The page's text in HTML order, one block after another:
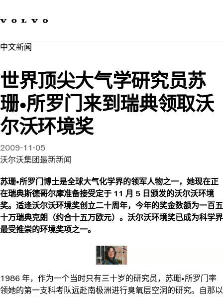
可持续发展
新闻与媒体
关于我们
中文新闻​
世界顶尖大气学研究员苏
珊•所罗门来到瑞典领取沃
尔沃环境奖
2009-11-05
沃尔沃集团最新新闻
苏珊•所罗门博士是全球大气化学界的领军人物之一，她现在正
在瑞典斯德哥尔摩准备接受定于 11 月 5 日颁发的沃尔沃环境
奖。适逢沃尔沃环境奖创立二十周年，今年的奖金数额为一百五
十万瑞典克朗（约合十五万欧元）。沃尔沃环境奖已成为科学界
最受推崇的环境奖项之一。
1986 年，作为一个当时只有三十岁的研究员，苏珊•所罗门率
领她的第一支科考队远赴南极洲进行臭氧层空洞的研究。自那以